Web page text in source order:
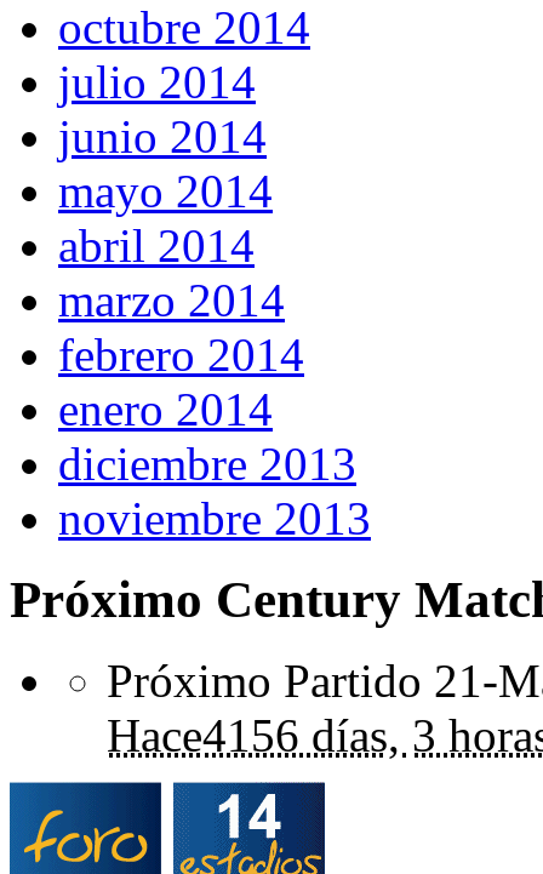
octubre 2014
julio 2014
junio 2014
mayo 2014
abril 2014
marzo 2014
febrero 2014
enero 2014
diciembre 2013
noviembre 2013
Próximo Century
Próximo Partido 21-
Hace4156 días, 3